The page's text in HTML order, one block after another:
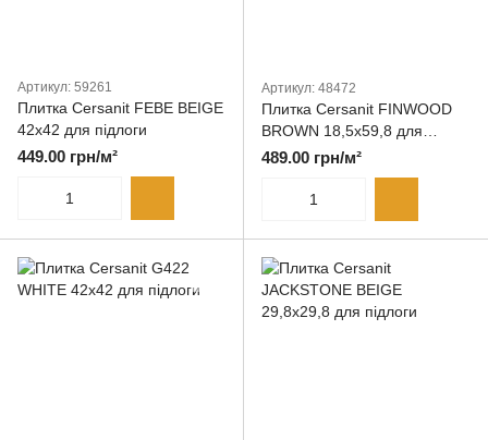
Артикул: 59261
Плитка Cersanit FEBE BEIGE
42x42 для підлоги
449.00 грн/м²
Артикул: 48472
Плитка Cersanit FINWOOD
BROWN 18,5x59,8 для
підлоги
489.00 грн/м²